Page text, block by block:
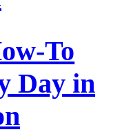
To
Day in